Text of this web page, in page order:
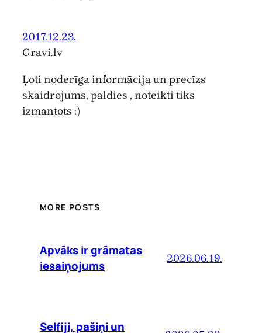
2017.12.23.
Gravi.lv
Ļoti noderīga informācija un precīzs
skaidrojums, paldies , noteikti tiks
izmantots :)
MORE POSTS
Apvāks ir grāmatas
iesaiņojums
2026.06.19.
Selfiji, pašiņi un